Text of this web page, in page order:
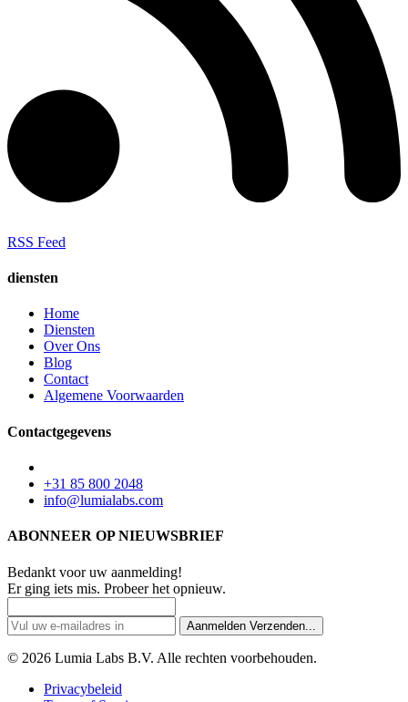
RSS Feed
diensten
Home
Diensten
Over Ons
Blog
Contact
Algemene Voorwaarden
Contactgegevens
+31 85 800 2048
info@lumialabs.com
ABONNEER OP NIEUWSBRIEF
Bedankt voor uw aanmelding!
Er ging iets mis. Probeer het opnieuw.
Aanmelden Verzenden...
© 2026 Lumia Labs B.V. Alle rechten voorbehouden.
Privacybeleid